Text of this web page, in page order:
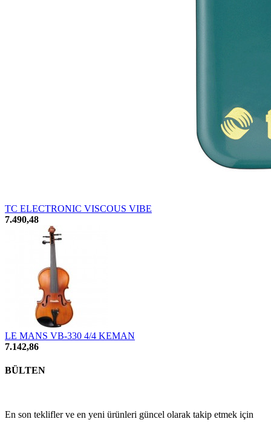
TC ELECTRONIC VISCOUS VIBE
7.490,48
LE MANS VB-330 4/4 KEMAN
7.142,86
BÜLTEN
En son teklifler ve en yeni ürünleri güncel olarak takip etmek için